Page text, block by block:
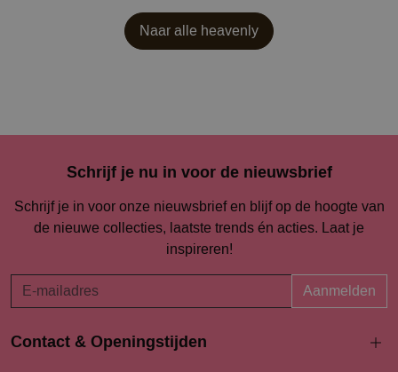
Naar alle heavenly
Schrijf je nu in voor de nieuwsbrief
Schrijf je in voor onze nieuwsbrief en blijf op de hoogte van
de nieuwe collecties, laatste trends én acties. Laat je
inspireren!
Aanmelden
Contact & Openingstijden